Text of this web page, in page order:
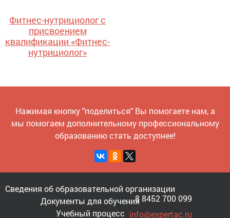
Фитнес-нутрициолог с
присвоением
квалификации «Фитнес-
нутрициолог»
Нажимая кнопку "поделиться" Вы помогаете нам, а
мы помогаем дополнительному профессиональному
образованию стать доступнее!
Сведения об образовательной организации
Документы для обучения
Учебный процесс
8 8452 700 099
info@expertac.ru